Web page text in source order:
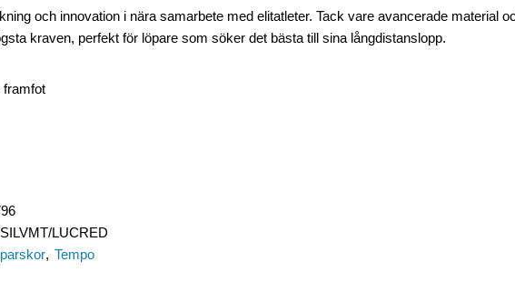
och innovation i nära samarbete med elitatleter. Tack vare avancerade material
kraven, perfekt för löpare som söker det bästa till sina långdistanslopp.
framfot
LUCRED
Tempo